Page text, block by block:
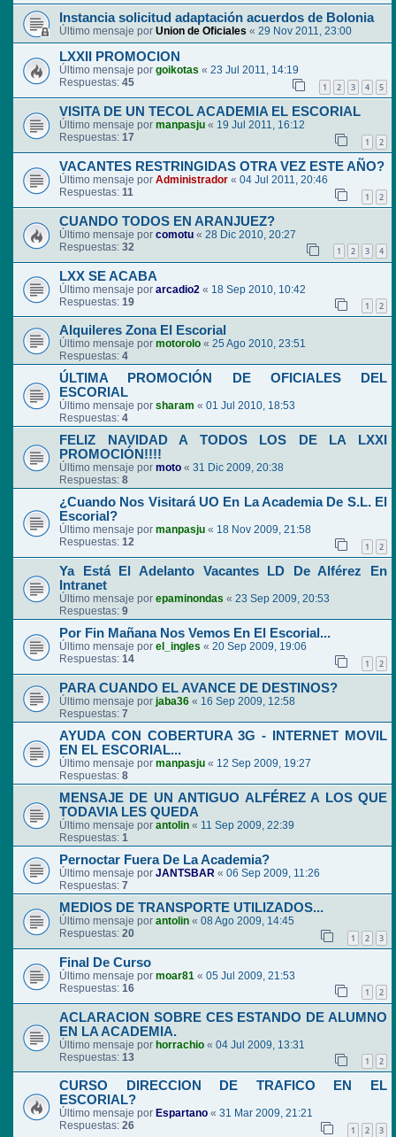
Instancia solicitud adaptación acuerdos de Bolonia
Último mensaje por Union de Oficiales « 29 Nov 2011, 23:00
LXXII PROMOCION
Último mensaje por goikotas « 23 Jul 2011, 14:19
Respuestas: 45 1 2 3 4 5
VISITA DE UN TECOL ACADEMIA EL ESCORIAL
Último mensaje por manpasju « 19 Jul 2011, 16:12
Respuestas: 17 1 2
VACANTES RESTRINGIDAS OTRA VEZ ESTE AÑO?
Último mensaje por Administrador « 04 Jul 2011, 20:46
Respuestas: 11 1 2
CUANDO TODOS EN ARANJUEZ?
Último mensaje por comotu « 28 Dic 2010, 20:27
Respuestas: 32 1 2 3 4
LXX SE ACABA
Último mensaje por arcadio2 « 18 Sep 2010, 10:42
Respuestas: 19 1 2
Alquileres Zona El Escorial
Último mensaje por motorolo « 25 Ago 2010, 23:51
Respuestas: 4
ÚLTIMA PROMOCIÓN DE OFICIALES DEL
ESCORIAL
Último mensaje por sharam « 01 Jul 2010, 18:53
Respuestas: 4
FELIZ NAVIDAD A TODOS LOS DE LA LXXI
PROMOCIÓN!!!!
Último mensaje por moto « 31 Dic 2009, 20:38
Respuestas: 8
¿Cuando Nos Visitará UO En La Academia De S.L. El
Escorial?
Último mensaje por manpasju « 18 Nov 2009, 21:58
Respuestas: 12 1 2
Ya Está El Adelanto Vacantes LD De Alférez En
Intranet
Último mensaje por epaminondas « 23 Sep 2009, 20:53
Respuestas: 9
Por Fin Mañana Nos Vemos En El Escorial...
Último mensaje por el_ingles « 20 Sep 2009, 19:06
Respuestas: 14 1 2
PARA CUANDO EL AVANCE DE DESTINOS?
Último mensaje por jaba36 « 16 Sep 2009, 12:58
Respuestas: 7
AYUDA CON COBERTURA 3G - INTERNET MOVIL
EN EL ESCORIAL...
Último mensaje por manpasju « 12 Sep 2009, 19:27
Respuestas: 8
MENSAJE DE UN ANTIGUO ALFÉREZ A LOS QUE
TODAVIA LES QUEDA
Último mensaje por antolin « 11 Sep 2009, 22:39
Respuestas: 1
Pernoctar Fuera De La Academia?
Último mensaje por JANTSBAR « 06 Sep 2009, 11:26
Respuestas: 7
MEDIOS DE TRANSPORTE UTILIZADOS...
Último mensaje por antolin « 08 Ago 2009, 14:45
Respuestas: 20 1 2 3
Final De Curso
Último mensaje por moar81 « 05 Jul 2009, 21:53
Respuestas: 16 1 2
ACLARACION SOBRE CES ESTANDO DE ALUMNO
EN LA ACADEMIA.
Último mensaje por horrachio « 04 Jul 2009, 13:31
Respuestas: 13 1 2
CURSO DIRECCION DE TRAFICO EN EL
ESCORIAL?
Último mensaje por Espartano « 31 Mar 2009, 21:21
Respuestas: 26 1 2 3